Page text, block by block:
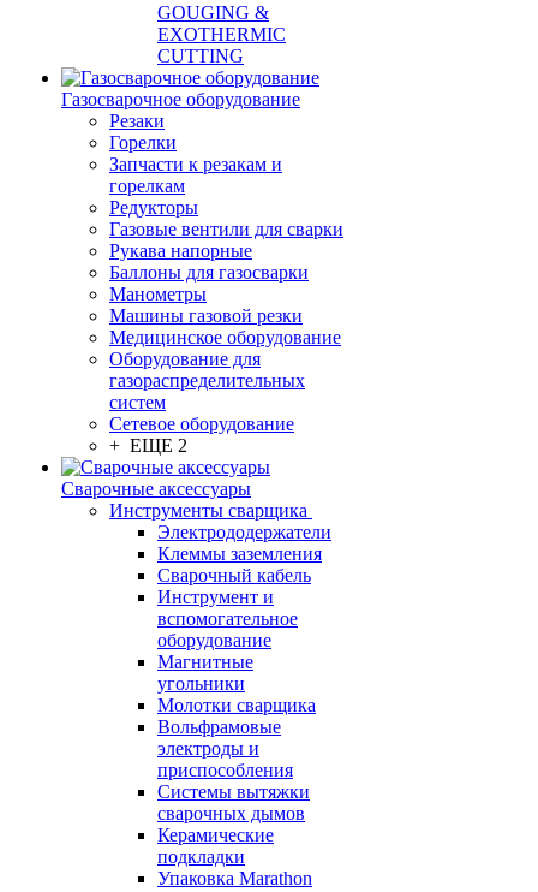
GOUGING &
EXOTHERMIC
CUTTING
Газосварочное оборудование
Резаки
Горелки
Запчасти к резакам и
горелкам
Редукторы
Газовые вентили для сварки
Рукава напорные
Баллоны для газосварки
Манометры
Машины газовой резки
Медицинское оборудование
Оборудование для
газораспределительных
систем
Сетевое оборудование
+ ЕЩЕ 2
Сварочные аксессуары
Инструменты сварщика
Электрододержатели
Клеммы заземления
Сварочный кабель
Инструмент и
вспомогательное
оборудование
Магнитные
угольники
Молотки сварщика
Вольфрамовые
электроды и
приспособления
Системы вытяжки
сварочных дымов
Керамические
подкладки
Упаковка Marathon